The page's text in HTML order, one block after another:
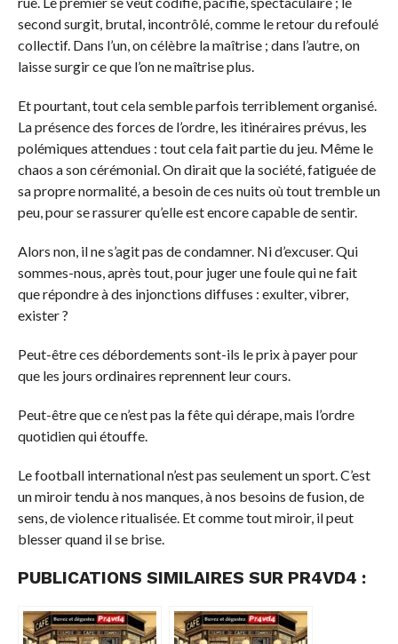
second surgit, brutal, incontrôlé, comme le retour du refoulé
collectif. Dans l’un, on célèbre la maîtrise ; dans l’autre, on
laisse surgir ce que l’on ne maîtrise plus.
Et pourtant, tout cela semble parfois terriblement organisé.
La présence des forces de l’ordre, les itinéraires prévus, les
polémiques attendues : tout cela fait partie du jeu. Même le
chaos a son cérémonial. On dirait que la société, fatiguée de
sa propre normalité, a besoin de ces nuits où tout tremble un
peu, pour se rassurer qu’elle est encore capable de sentir.
Alors non, il ne s’agit pas de condamner. Ni d’excuser. Qui
sommes-nous, après tout, pour juger une foule qui ne fait
que répondre à des injonctions diffuses : exulter, vibrer,
exister ?
Peut-être ces débordements sont-ils le prix à payer pour
que les jours ordinaires reprennent leur cours.
Peut-être que ce n’est pas la fête qui dérape, mais l’ordre
quotidien qui étouffe.
Le football international n’est pas seulement un sport. C’est
un miroir tendu à nos manques, à nos besoins de fusion, de
sens, de violence ritualisée. Et comme tout miroir, il peut
blesser quand il se brise.
PUBLICATIONS SIMILAIRES SUR PR4VD4 :